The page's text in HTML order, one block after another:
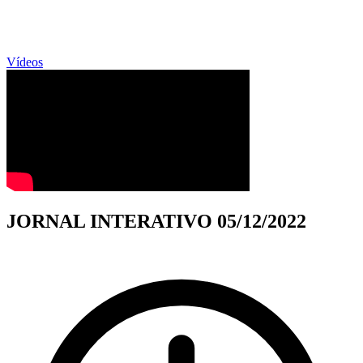
Vídeos
JORNAL INTERATIVO 05/12/2022